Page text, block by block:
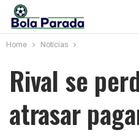
Home Notícias
Rival se
atrasar